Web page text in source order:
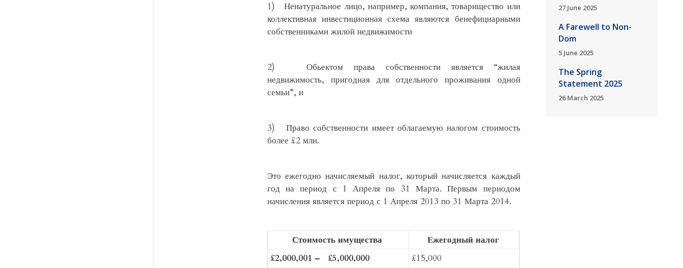
1) Ненатуральное лицо, например, компания, товарищество или
коллективная инвестиционная схема являются бенефициарными
собственниками жилой недвижимости
2) Обьектом права собственности является “жилая
недвижимость, пригодная для отдельного проживания одной
семьи”, и
3) Право собственности имеет облагаемую налогом стоимость
более £2 млн.
Это ежегодно начисляемый налог, который начисляется каждый
год на период с 1 Апреля по 31 Марта. Первым периодом
начисления является период с 1 Апреля 2013 по 31 Марта 2014.
Стоимость имущества
Ежегодный налог
£2,000,001 – £5,000,000
£15,000
27 June 2025
A Farewell to Non-
Dom
5 June 2025
The Spring
Statement 2025
26 March 2025